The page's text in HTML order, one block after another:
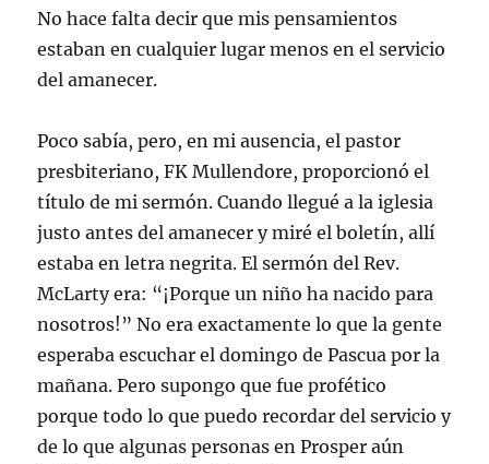
No hace falta decir que mis pensamientos
estaban en cualquier lugar menos en el servicio
del amanecer.
Poco sabía, pero, en mi ausencia, el pastor
presbiteriano, FK Mullendore, proporcionó el
título de mi sermón. Cuando llegué a la iglesia
justo antes del amanecer y miré el boletín, allí
estaba en letra negrita. El sermón del Rev.
McLarty era: “¡Porque un niño ha nacido para
nosotros!” No era exactamente lo que la gente
esperaba escuchar el domingo de Pascua por la
mañana. Pero supongo que fue profético
porque todo lo que puedo recordar del servicio y
de lo que algunas personas en Prosper aún